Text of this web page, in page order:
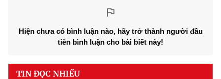
Hiện chưa có bình luận nào, hãy trở thành người đầu
tiên bình luận cho bài biết này!
TIN ĐỌC NHIỀU